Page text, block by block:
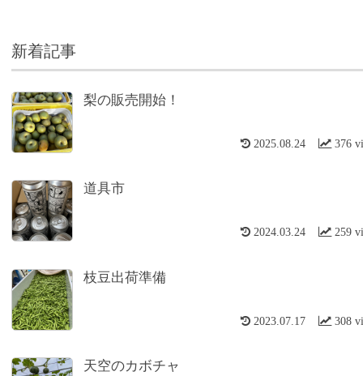
新着記事
梨の販売開始！
376
2025.08.24
道具市
259
2024.03.24
枝豆出荷準備
308
2023.07.17
天空のカボチャ